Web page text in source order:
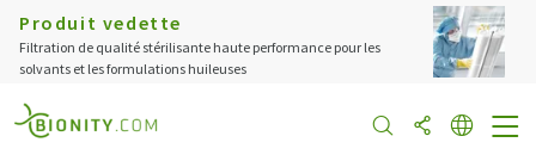
Produit vedette
Filtration de qualité stérilisante haute performance pour les
solvants et les formulations huileuses